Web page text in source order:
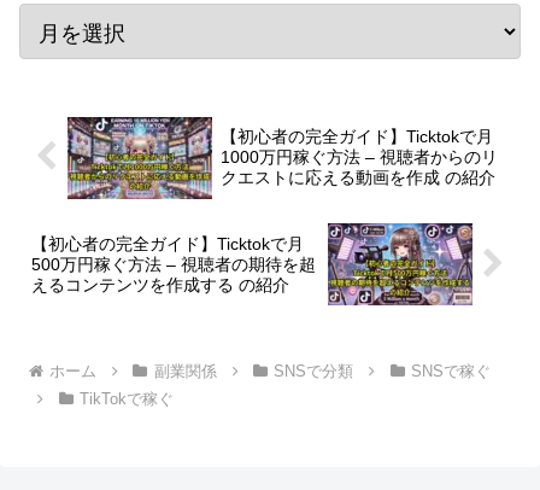
【初心者の完全ガイド】Ticktokで月
1000万円稼ぐ方法 – 視聴者からのリ
クエストに応える動画を作成 の紹介
【初心者の完全ガイド】Ticktokで月
500万円稼ぐ方法 – 視聴者の期待を超
えるコンテンツを作成する の紹介
ホーム 副業関係 SNSで分類
SNSで稼ぐ
TikTokで稼ぐ